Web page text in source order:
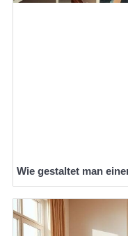
Wie gestaltet man